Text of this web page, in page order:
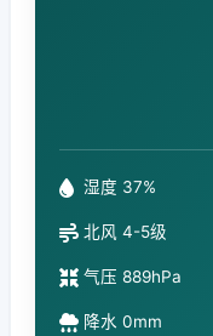
湿度 37%
北风 4-5级
气压 889hPa
降水 0mm